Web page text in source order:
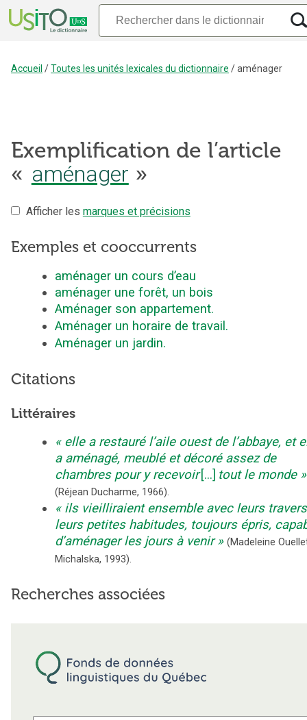
Accueil /Toutes les unités lexicales du dictionnaire /aménager
Exemplification de l’article
« aménager »
Afficher les marques et précisions
Exemples et cooccurrents
aménager un cours d’eau
aménager une forêt, un bois
Aménager son appartement.
Aménager un horaire de travail.
Aménager un jardin.
Citations
Littéraires
elle a restauré l’aile ouest de l’abbaye, et
a aménagé, meublé et décoré assez de
chambres pour y recevoir [...] tout le monde
(Réjean Ducharme, 1966).
ils vieilliraient ensemble avec leurs
leurs petites habitudes, toujours épris,
d’aménager les jours à venir
(Madeleine
Michalska, 1993).
Recherches associées